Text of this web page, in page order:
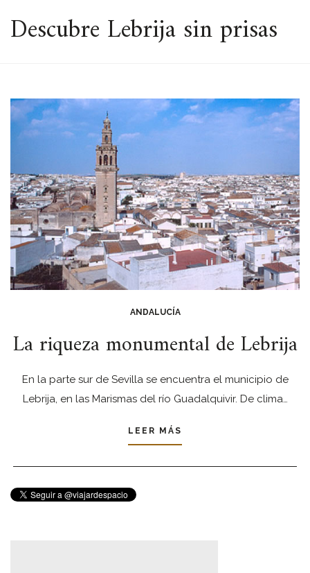
ESPACIO
Descubre Lebrija sin prisas
ANDALUCÍA
La riqueza monumental de Lebrija
En la parte sur de Sevilla se encuentra el municipio de
Lebrija, en las Marismas del río Guadalquivir. De clima…
LEER MÁS